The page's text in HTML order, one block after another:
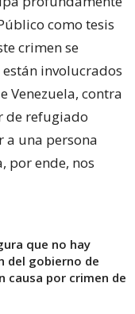
como tesis
crimen se
involucrados
Venezuela, contra
de refugiado
a una persona
por ende, nos
que no hay
del gobierno de
causa por crimen de